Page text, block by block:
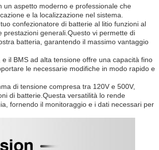
un aspetto moderno e professionale che
e la localizzazione nel sistema.
confezionatore di batterie al litio funzioni al
generali.Questo vi permette di
batteria, garantendo il massimo vantaggio
il BMS ad alta tensione offre una capacità fino
le necessarie modifiche in modo rapido e
di tensione compresa tra 120V e 500V,
di batterie.Questa versatilità lo rende
fornendo il monitoraggio e i dati necessari per